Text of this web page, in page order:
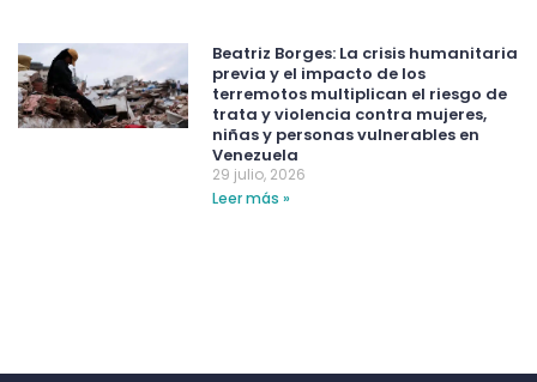
Beatriz Borges: La crisis humanitaria
previa y el impacto de los
terremotos multiplican el riesgo de
trata y violencia contra mujeres,
niñas y personas vulnerables en
Venezuela
29 julio, 2026
Leer más »